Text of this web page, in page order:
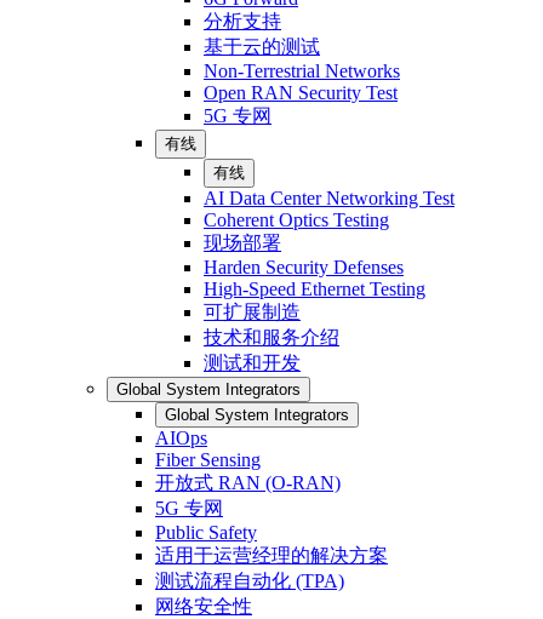
分析支持
基于云的测试
Non-Terrestrial Networks
Open RAN Security Test
5G 专网
有线
有线
AI Data Center Networking Test
Coherent Optics Testing
现场部署
Harden Security Defenses
High-Speed Ethernet Testing
可扩展制造
技术和服务介绍
测试和开发
Global System Integrators
Global System Integrators
AIOps
Fiber Sensing
开放式 RAN (O-RAN)
5G 专网
Public Safety
适用于运营经理的解决方案
测试流程自动化 (TPA)
网络安全性